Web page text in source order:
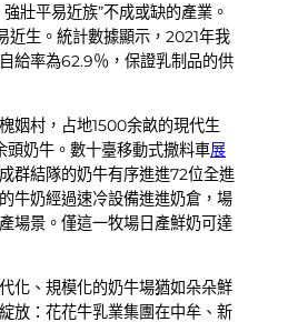
壯平易近族”不成或缺的產業。
近生。統計數據顯示，2021年我
給率為62.9％，保證乳制品的供
姻村，占地1500余畝的現代生
奶牛。數十臺移動式撒料車展
群結隊的奶牛有序進進72位全進
牛奶經過速冷設備進進奶倉，場
場景。僅這一牧場日產鮮奶可達
化、規模化的奶牛場猶如朵朵鮮
放：花花牛乳業集團在中牟、新